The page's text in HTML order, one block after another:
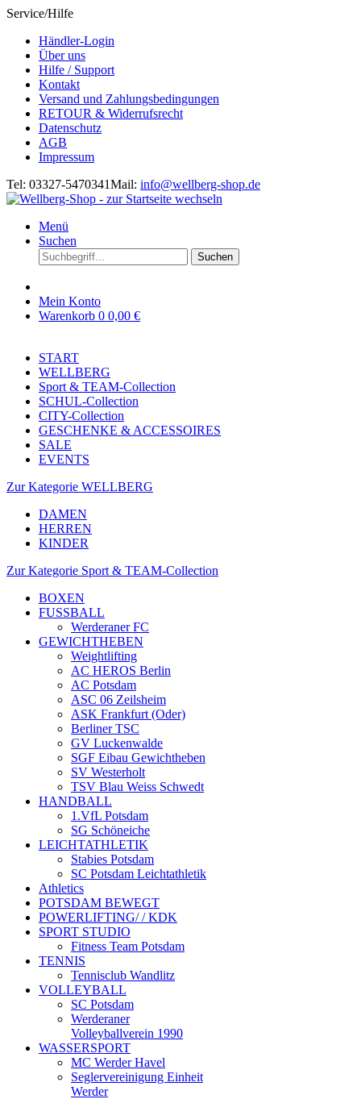
Service/Hilfe
Händler-Login
Über uns
Hilfe / Support
Kontakt
Versand und Zahlungsbedingungen
RETOUR & Widerrufsrecht
Datenschutz
AGB
Impressum
Tel: 03327-5470341Mail: info@wellberg-shop.de
Menü
Suchen
Suchen
Mein Konto
Warenkorb 0 0,00 €
START
WELLBERG
Sport & TEAM-Collection
SCHUL-Collection
CITY-Collection
GESCHENKE & ACCESSOIRES
SALE
EVENTS
Zur Kategorie WELLBERG
DAMEN
HERREN
KINDER
Zur Kategorie Sport & TEAM-Collection
BOXEN
FUSSBALL
Werderaner FC
GEWICHTHEBEN
Weightlifting
AC HEROS Berlin
AC Potsdam
ASC 06 Zeilsheim
ASK Frankfurt (Oder)
Berliner TSC
GV Luckenwalde
SGF Eibau Gewichtheben
SV Westerholt
TSV Blau Weiss Schwedt
HANDBALL
1.VfL Potsdam
SG Schöneiche
LEICHTATHLETIK
Stabies Potsdam
SC Potsdam Leichtathletik
Athletics
POTSDAM BEWEGT
POWERLIFTING/ / KDK
SPORT STUDIO
Fitness Team Potsdam
TENNIS
Tennisclub Wandlitz
VOLLEYBALL
SC Potsdam
Werderaner
Volleyballverein 1990
WASSERSPORT
MC Werder Havel
Seglervereinigung Einheit
Werder